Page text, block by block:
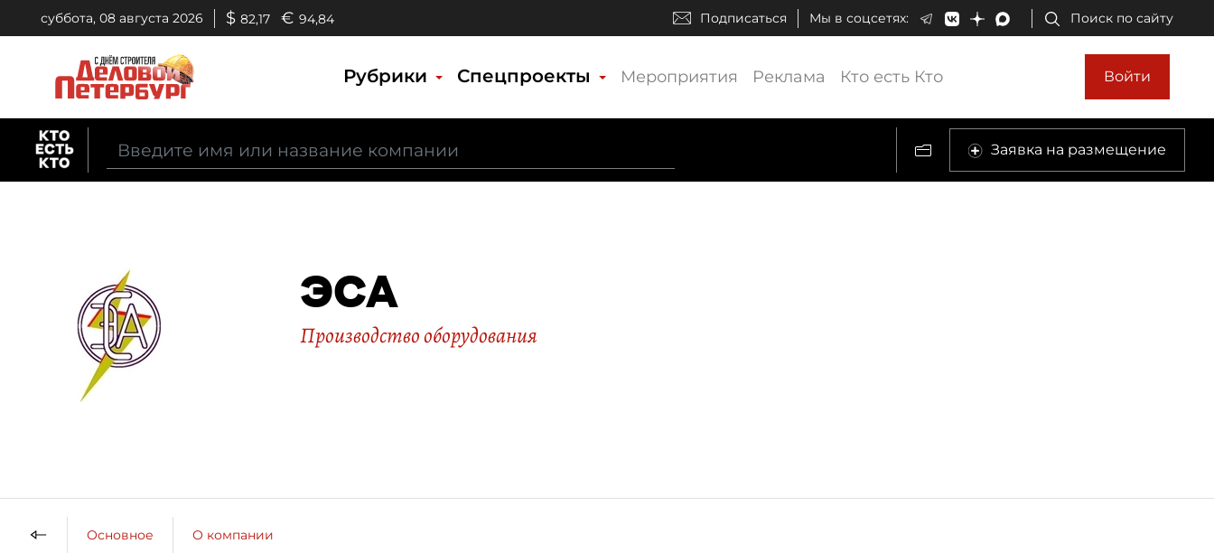
суббота, 08 августа 2026 $ 82,17 € 94,84 Подписаться Мы в соцсетях: Поиск по сайту
Рубрики Спецпроекты Мероприятия Реклама Кто есть Кто Войти
Заявка на размещение
ЭСА
Производство оборудования
Основное О компании